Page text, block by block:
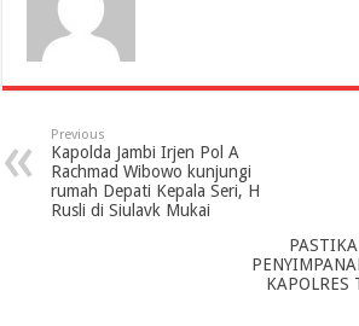
Previous
Kapolda Jambi Irjen Pol A
Rachmad Wibowo kunjungi
rumah Depati Kepala Seri, H
Rusli di Siulavk Mukai
KAPOLRES